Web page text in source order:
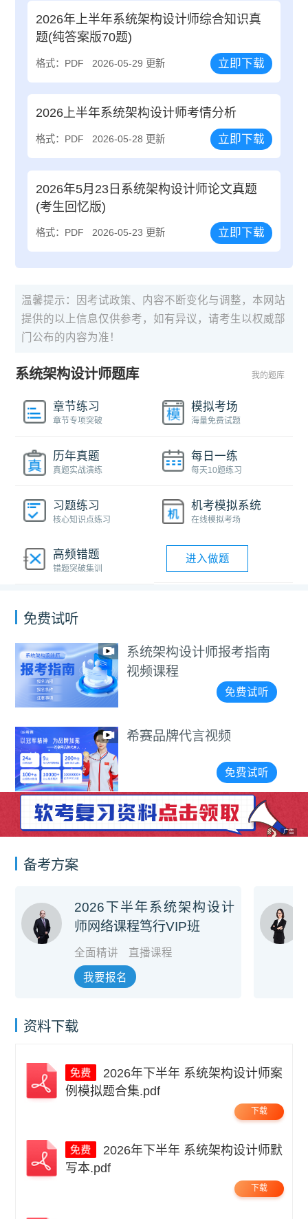
2026年上半年系统架构设计师综合知识真
题(纯答案版70题)
格式：PDF 2026-05-29 更新 立即下载
2026上半年系统架构设计师考情分析
格式：PDF 2026-05-28 更新 立即下载
2026年5月23日系统架构设计师论文真题
(考生回忆版)
格式：PDF 2026-05-23 更新 立即下载
温馨提示：因考试政策、内容不断变化与调整，本网站
提供的以上信息仅供参考，如有异议，请考生以权威部
门公布的内容为准！
系统架构设计师题库 我的题库
章节练习
章节专项突破
模拟考场
海量免费试题
历年真题
真题实战演练
每日一练
每天10题练习
习题练习
核心知识点练习
机考模拟系统
在线模拟考场
高频错题
错题突破集训
进入做题
免费试听
计师报考指南
免费试听
言视频
免费试听
2026年
广告
备考方案
2026下半年系统架构设计
师网络课程笃行VIP班
全面精讲 直播课程
我要报名
资料下载
例模拟题合集.pdf
下载
写本.pdf
下载